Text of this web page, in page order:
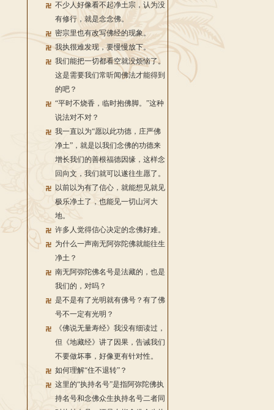
不少人好像看不起净土宗，认为没
有修行，就是念念佛。
密宗里也有改写佛经的现象。
我执很难发现，要慢慢放下。
我们能把一切都看空就没烦恼了。
这是需要我们常听闻佛法才能得到
的吧？
“平时不烧香，临时抱佛脚。”这种
说法对不对？
我一直以为“愿以此功德，庄严佛
净土”，就是以我们念佛的功德来
增长我们的善根福德因缘，这样念
回向文，我们就可以遂往生愿了。
以前以为有了信心，就能想见就见
极乐净土了，也能见一切山河大
地。
许多人觉得信心决定的念佛好难。
为什么一声南无阿弥陀佛就能往生
净土？
南无阿弥陀佛名号是法藏的，也是
我们的，对吗？
是不是有了光明就有佛号？有了佛
号不一定有光明？
《佛说无量寿经》我没有细读过，
但《地藏经》讲了因果，告诫我们
不要做坏事，好像更有针对性。
如何理解“住不退转”？
这里的“执持名号”是指阿弥陀佛执
持名号和念佛众生执持名号二者同